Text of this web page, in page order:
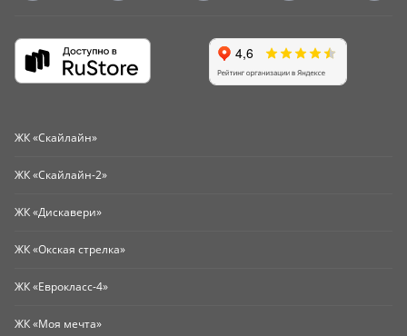
ЖК «Скайлайн»
ЖК «Скайлайн-2»
ЖК «Дискавери»
ЖК «Окская стрелка»
ЖК «Еврокласс-4»
ЖК «Моя мечта»